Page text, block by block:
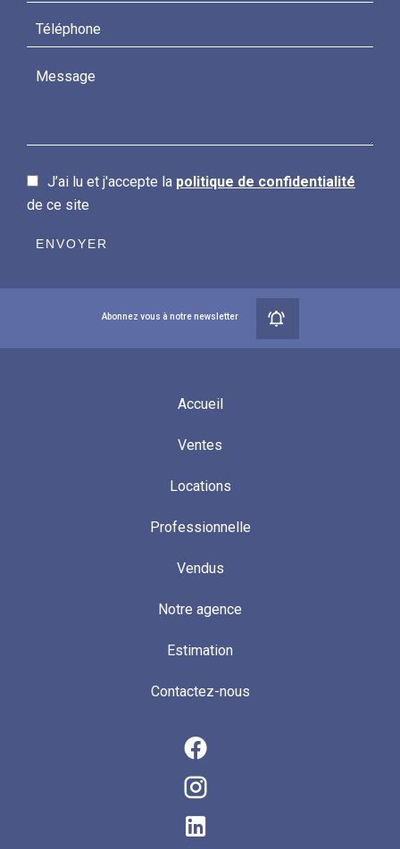
J’ai lu et j'accepte la politique de confidentialité
de ce site
ENVOYER
Abonnez vous à notre newsletter
Accueil
Ventes
Locations
Professionnelle
Vendus
Notre agence
Estimation
Contactez-nous